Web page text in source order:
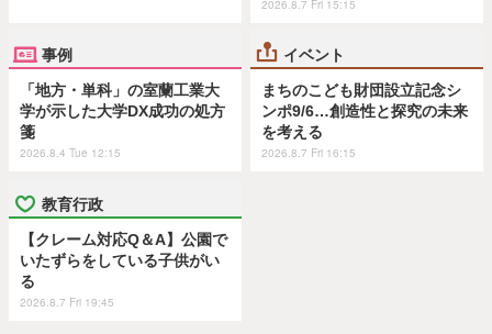
2026.8.7 Fri 15:15
事例
「地方・単科」の室蘭工業大
学が示した大学DX成功の処方
箋
2026.8.4 Tue 12:15
イベント
まちのこども財団設立記念シ
ンポ9/6…創造性と探究の未来
を考える
2026.8.7 Fri 16:15
教育行政
【クレーム対応Q＆A】公園で
いたずらをしている子供がい
る
2026.8.7 Fri 19:45